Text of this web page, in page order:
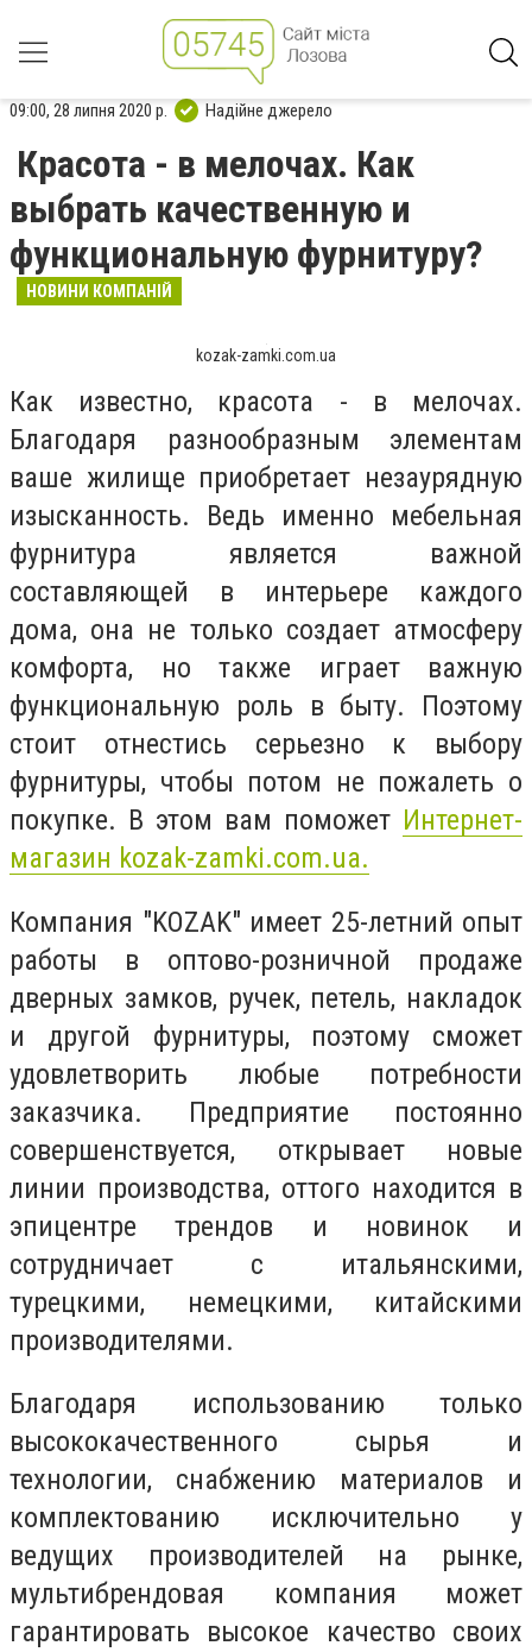
09:00, 28 липня 2020 р. Надійне джерело
Красота - в мелочах. Как
выбрать качественную и
функциональную фурнитуру?
НОВИНИ КОМПАНІЙ
kozak-zamki.com.ua
Как известно, красота - в мелочах.
Благодаря разнообразным элементам
ваше жилище приобретает незаурядную
изысканность. Ведь именно мебельная
фурнитура является важной
составляющей в интерьере каждого
дома, она не только создает атмосферу
комфорта, но также играет важную
функциональную роль в быту. Поэтому
стоит отнестись серьезно к выбору
фурнитуры, чтобы потом не пожалеть о
покупке. В этом вам поможет Интернет-
магазин kozak-zamki.com.ua.
Компания "KOZAK" имеет 25-летний опыт
работы в оптово-розничной продаже
дверных замков, ручек, петель, накладок
и другой фурнитуры, поэтому сможет
удовлетворить любые потребности
заказчика. Предприятие постоянно
совершенствуется, открывает новые
линии производства, оттого находится в
эпицентре трендов и новинок и
сотрудничает с итальянскими,
турецкими, немецкими, китайскими
производителями.
Благодаря использованию только
высококачественного сырья и
технологии, снабжению материалов и
комплектованию исключительно у
ведущих производителей на рынке,
мультибрендовая компания может
гарантировать высокое качество своих